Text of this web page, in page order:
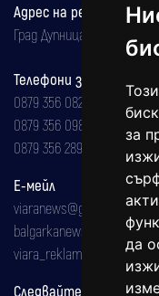
за
да
Адрес на редакцията
Град Дупница, ул.''Христо
Телефони за реклама и
0879 356 082
0879 356 098
0879 356 289
Е-мейл
viaranews@gmail.com
balgarkanews@gmail.com
viara_reklama@mail.bg
Следвайте ни: